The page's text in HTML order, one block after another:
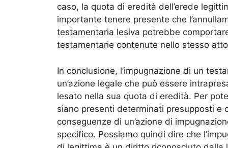
caso, la quota di eredità dell’erede
importante tenere presente che
testamentaria lesiva potrebbe
testamentarie contenute nello stesso
In conclusione, l’impugnazione di un
un’azione legale che può essere
lesato nella sua quota di eredità. Per
siano presenti determinati presupposti e
conseguenze di un’azione di
specifico. Possiamo quindi dire che